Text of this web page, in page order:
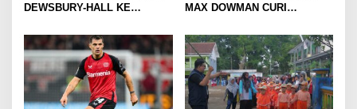
DEWSBURY-HALL KE
SANG GELANDANG DIMULAI
MAX DOWMAN CURI
PRAMUSIM ASIA